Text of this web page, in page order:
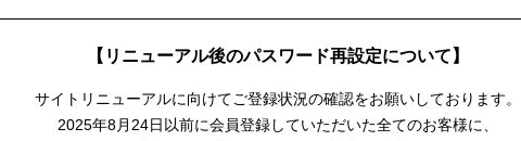
【リニューアル後のパスワード再設定について】
サイトリニューアルに向けてご登録状況の確認をお願いしております。
2025年8月24日以前に会員登録していただいた全てのお客様に、